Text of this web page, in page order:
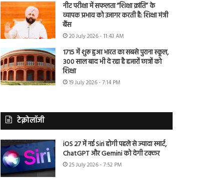
नीट परीक्षा में सफलता “शिक्षा क्रांति” के
व्यापक प्रभाव को उजागर करती है: शिक्षा मंत्री
बैंस
20 July 2026 - 11:43 AM
1715 में शुरू हुआ भारत का सबसे पुराना स्कूल,
300 साल बाद भी दे रहा है हजारों छात्रों को
शिक्षा
19 July 2026 - 7:14 PM
टेक्नोलॉजी
iOS 27 में नई Siri होगी पहले से ज्यादा स्मार्ट,
ChatGPT और Gemini को देगी टक्कर
25 July 2026 - 7:52 PM